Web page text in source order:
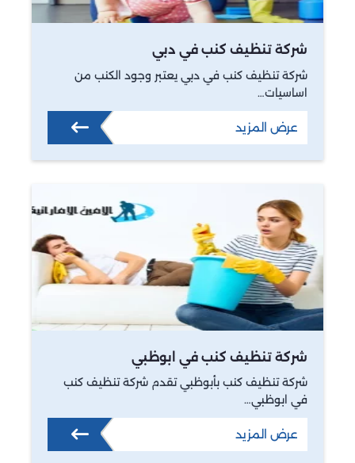
شركة تنظيف كنب في دبي
شركة تنظيف كنب في دبي يعتبر وجود الكنب من
اساسيات…
عرض المزيد
شركة تنظيف كنب في ابوظبي
شركة تنظيف كنب بأبوظبي تقدم شركة تنظيف كنب
في ابوظبي…
عرض المزيد